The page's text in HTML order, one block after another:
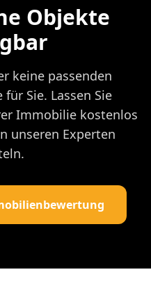
Objekte
keine passenden
Sie. Lassen Sie
Immobilie kostenlos
unseren Experten